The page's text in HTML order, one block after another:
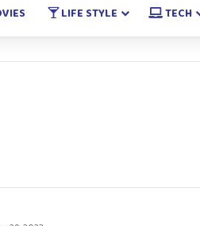
LIFE STYLE TECH